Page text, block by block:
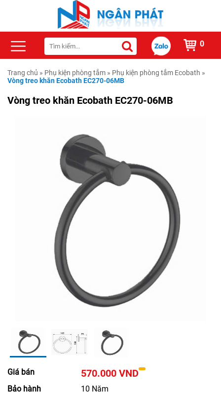
0
Trang chủ » Phụ kiện phòng tắm » Phụ kiện phòng tắm Ecobath »
Vòng treo khăn Ecobath EC270-06MB
Vòng treo khăn Ecobath EC270-06MB
Giá bán 570.000 VND
Bảo hành
10 Năm